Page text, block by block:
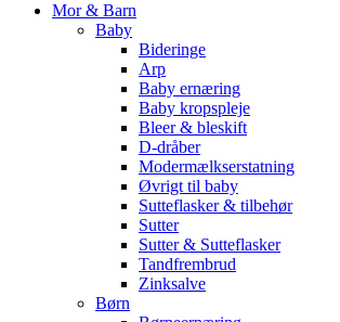
Mor & Barn
Baby
Bideringe
Arp
Baby ernæring
Baby kropspleje
Bleer & bleskift
D-dråber
Modermælkserstatning
Øvrigt til baby
Sutteflasker & tilbehør
Sutter
Sutter & Sutteflasker
Tandfrembrud
Zinksalve
Børn